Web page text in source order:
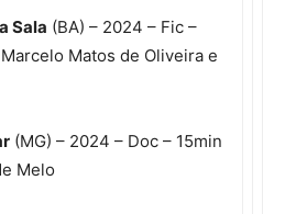
Sala (BA) – 2024 – Fic –
Matos de Oliveira e
(MG) – 2024 – Doc – 15min
Melo